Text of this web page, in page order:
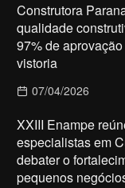
Construtora
qualidade
97% de
vistoria
07/04/2026
XXIII Enampe
especialistas em
debater o
pequenos